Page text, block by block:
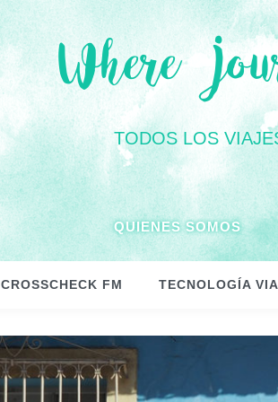
Where
TODOS LOS
QUIENES SOMOS
CROSSCHECK FM TECNOLOGÍA